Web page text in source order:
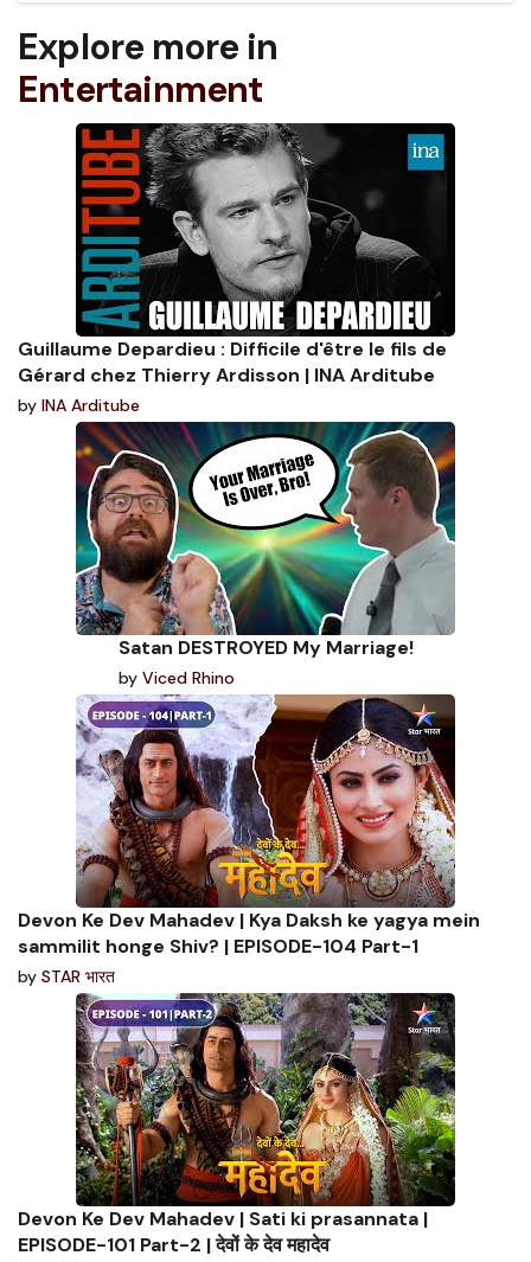
Explore more in
Entertainment
Guillaume Depardieu : Difficile d'être le fils de
Gérard chez Thierry Ardisson | INA Arditube
by INA Arditube
Satan DESTROYED My Marriage!
by Viced Rhino
Devon Ke Dev Mahadev | Kya Daksh ke yagya mein
sammilit honge Shiv? | EPISODE-104 Part-1
by STAR भारत
Devon Ke Dev Mahadev | Sati ki prasannata |
EPISODE-101 Part-2 | देवों के देव महादेव